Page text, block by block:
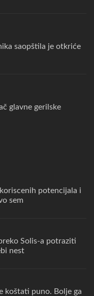
saopštila je otkriće
glavne gerilske
potencijala i
sem
Solis-a potraziti
nest
koštati puno. Bolje ga